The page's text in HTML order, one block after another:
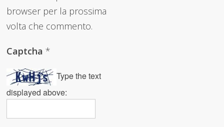
browser per la prossima
volta che commento.
Captcha*
Type the text
displayed above: